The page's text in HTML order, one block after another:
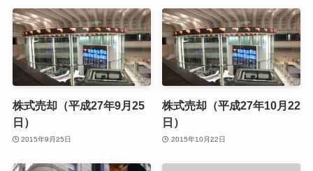
株式売却（平成27年9月25
日）
2015年9月25日
株式売却（平成27年10月22
日）
2015年10月22日